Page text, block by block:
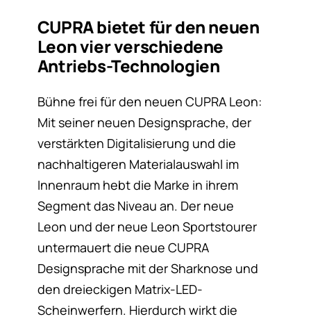
CUPRA bietet für den neuen
Leon vier verschiedene
Antriebs-Technologien
Bühne frei für den neuen CUPRA Leon:
Mit seiner neuen Designsprache, der
verstärkten Digitalisierung und die
nachhaltigeren Materialauswahl im
Innenraum hebt die Marke in ihrem
Segment das Niveau an. Der neue
Leon und der neue Leon Sportstourer
untermauert die neue CUPRA
Designsprache mit der Sharknose und
den dreieckigen Matrix-LED-
Scheinwerfern. Hierdurch wirkt die